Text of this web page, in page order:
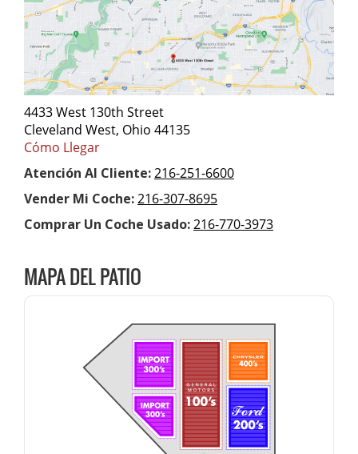
4433 West 130th Street
Cleveland West, Ohio 44135
Cómo Llegar
Atención Al Cliente:216-251-6600
Vender Mi Coche:216-307-8695
Comprar Un Coche Usado:216-770-3973
MAPA DEL PATIO